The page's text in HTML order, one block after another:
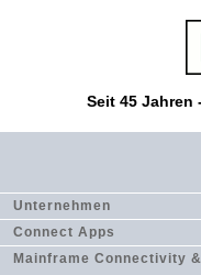
Seit 45 Jahren
Unternehmen
Connect Apps
Mainframe Connectivity &